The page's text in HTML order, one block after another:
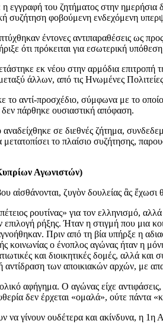
η εγγραφή του ζητήματος στην
συζήτηση φοβούμενη ενδεχόμενη
έντονες αντιπαραθέσεις ως
ότι πρόκειται για εσωτερική
εκ νέου στην αρμόδια
άλλων, από τις Ηνωμένες
το αντί-προσχέδιο, σύμφωνα με το
δεν πάρθηκε ουσιαστική απόφαση.
σε διεθνές ζήτημα,
το πλαίσιο συζήτησης,
Αγωνιστών)
αἰσθάνονται, ζυγὸν δουλείας ἂς
ρουτίνας» για τον ελληνισμό,
ρήξης. Ήταν η στιγμή που μια
Πριν από τη βία υπήρξε η
κοινωνίας ο ένοπλος αγώνας ήταν η
και διοικητικές δομές,
αντίδραση των αποικιακών αρχών, με
αφήγημα. Ο αγώνας είχε
δεν έρχεται «ομαλά», ούτε
να γίνουν ουδέτερα και ακίνδυνα, η